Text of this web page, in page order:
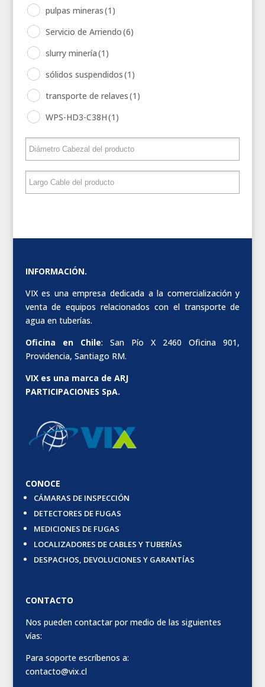
pulpas mineras(1)
Servicio de Arriendo(6)
slurry minería(1)
sólidos suspendidos(1)
transporte de relaves(1)
WPS-HD3-C38H(1)
INFORMACIÓN.
VIX es una empresa dedicada a la comercialización y
venta de equipos relacionados con el transporte de
agua en tuberías.
Oficina en Chile: San Pío X 2460 Oficina 901,
Providencia, Santiago RM.
VIX es una marca de ARJ
PARTICIPACIONES SpA.
CONOCE
CÁMARAS DE INSPECCIÓN
DETECTORES DE FUGAS
MEDICIONES DE FUGAS
LOCALIZADORES DE CABLES Y TUBERÍAS
DESPACHOS, DEVOLUCIONES Y GARANTÍAS
CONTACTO
Nos pueden contactar por medio de las siguientes
vías:
Para soporte escríbenos a:
contacto@vix.cl